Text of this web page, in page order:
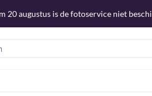
augustus is de fotoservice niet